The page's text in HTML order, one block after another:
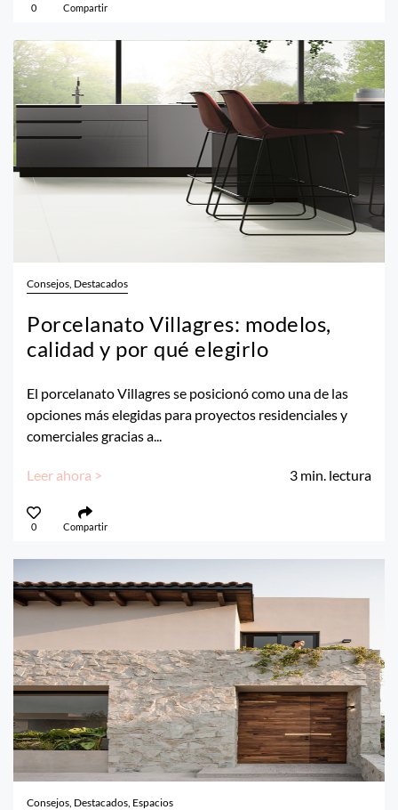
0 Compartir
Consejos, Destacados
Porcelanato Villagres: modelos,
calidad y por qué elegirlo
El porcelanato Villagres se posicionó como una de las
opciones más elegidas para proyectos residenciales y
comerciales gracias a...
Leer ahora > 3 min. lectura
0 Compartir
Consejos, Destacados, Espacios